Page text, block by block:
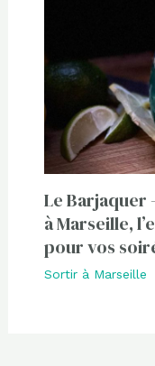
Le Barjaquer
à Marseille,
pour vos
Sortir à Marseille